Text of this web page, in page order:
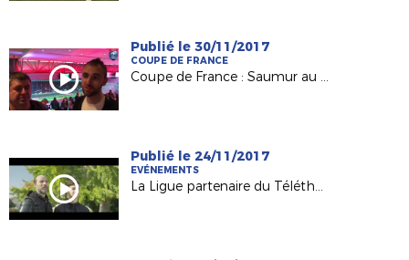
Publié le 30/11/2017
COUPE DE FRANCE
Coupe de France : Saumur au défi du Vannes OC
Publié le 24/11/2017
EVÉNEMENTS
La Ligue partenaire du Téléthon 2017 !